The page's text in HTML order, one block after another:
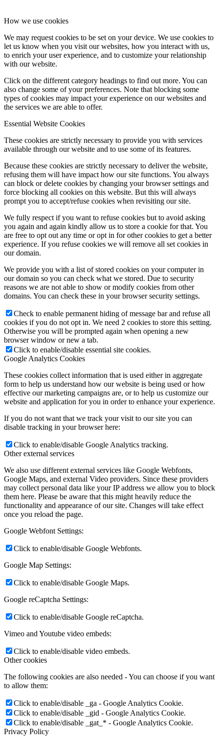
How we use cookies
We may request cookies to be set on your device. We use cookies to
let us know when you visit our websites, how you interact with us,
to enrich your user experience, and to customize your relationship
with our website.
Click on the different category headings to find out more. You can
also change some of your preferences. Note that blocking some
types of cookies may impact your experience on our websites and
the services we are able to offer.
Essential Website Cookies
These cookies are strictly necessary to provide you with services
available through our website and to use some of its features.
Because these cookies are strictly necessary to deliver the website,
refusing them will have impact how our site functions. You always
can block or delete cookies by changing your browser settings and
force blocking all cookies on this website. But this will always
prompt you to accept/refuse cookies when revisiting our site.
We fully respect if you want to refuse cookies but to avoid asking
you again and again kindly allow us to store a cookie for that. You
are free to opt out any time or opt in for other cookies to get a better
experience. If you refuse cookies we will remove all set cookies in
our domain.
We provide you with a list of stored cookies on your computer in
our domain so you can check what we stored. Due to security
reasons we are not able to show or modify cookies from other
domains. You can check these in your browser security settings.
Check to enable permanent hiding of message bar and refuse all
cookies if you do not opt in. We need 2 cookies to store this setting.
Otherwise you will be prompted again when opening a new
browser window or new a tab.
Click to enable/disable essential site cookies.
Google Analytics Cookies
These cookies collect information that is used either in aggregate
form to help us understand how our website is being used or how
effective our marketing campaigns are, or to help us customize our
website and application for you in order to enhance your experience.
If you do not want that we track your visit to our site you can
disable tracking in your browser here:
Click to enable/disable Google Analytics tracking.
Other external services
We also use different external services like Google Webfonts,
Google Maps, and external Video providers. Since these providers
may collect personal data like your IP address we allow you to block
them here. Please be aware that this might heavily reduce the
functionality and appearance of our site. Changes will take effect
once you reload the page.
Google Webfont Settings:
Click to enable/disable Google Webfonts.
Google Map Settings:
Click to enable/disable Google Maps.
Google reCaptcha Settings:
Click to enable/disable Google reCaptcha.
Vimeo and Youtube video embeds:
Click to enable/disable video embeds.
Other cookies
The following cookies are also needed - You can choose if you want
to allow them:
Click to enable/disable _ga - Google Analytics Cookie.
Click to enable/disable _gid - Google Analytics Cookie.
Click to enable/disable _gat_* - Google Analytics Cookie.
Privacy Policy